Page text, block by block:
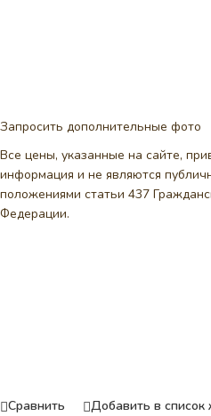
Запросить дополнительные фото
Все цены, указанные на сайте,
информация и не являются
положениями статьи 437
Федерации.
Сравнить Добавить в список